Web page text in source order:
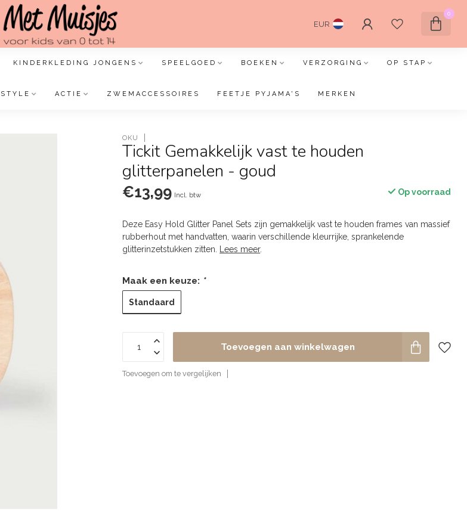
EUR
0
KINDERKLEDING JONGENS SPEELGOED BOEKEN VERZORGING OP STAP
ACTIE ZWEMACCESSOIRES FEETJE PYJAMA'S MERKEN
OKU
Tickit Gemakkelijk vast te houden
glitterpanelen - goud
€13,99 Incl. btw Op voorraad
Deze Easy Hold Glitter Panel Sets zijn gemakkelijk vast te houden frames van massief
rubberhout met handvatten, waarin verschillende kleurrijke, sprankelende
glitterinzetstukken zitten.
Lees meer.
Maak een keuze: *
Standaard
Toevoegen aan winkelwagen
Toevoegen om te vergelijken